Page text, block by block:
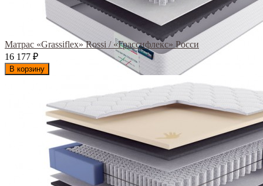
Матрас «Grassiflex» Rossi / «Грассифлекс» Росси
16 177 ₽
В корзину